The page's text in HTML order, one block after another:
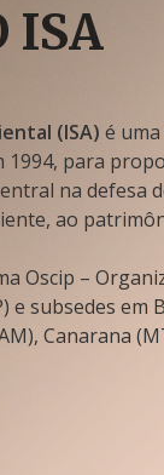
ISA
(ISA) é
1994, para
na defesa
ao
Oscip –
e subsedes em
Canarana